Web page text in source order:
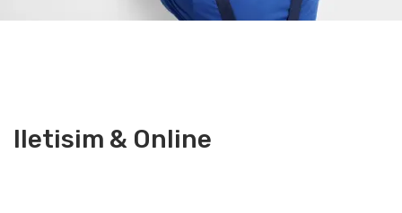
Iletisim & Online